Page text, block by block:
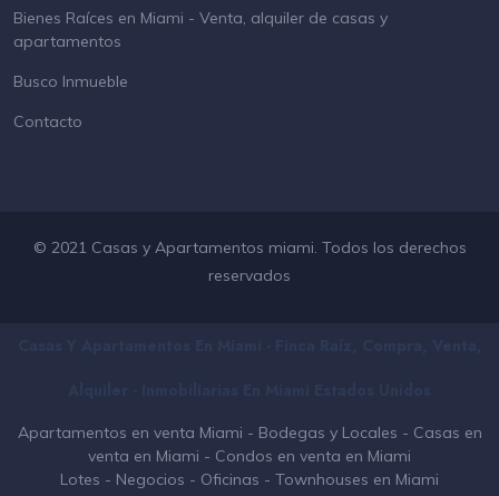
Bienes Raíces en Miami - Venta, alquiler de casas y
apartamentos
Busco Inmueble
Contacto
© 2021 Casas y Apartamentos miami. Todos los derechos
reservados
Apartamentos en venta Miami - Bodegas y Locales - Casas en
venta en Miami - Condos en venta en Miami
Lotes - Negocios - Oficinas - Townhouses en Miami